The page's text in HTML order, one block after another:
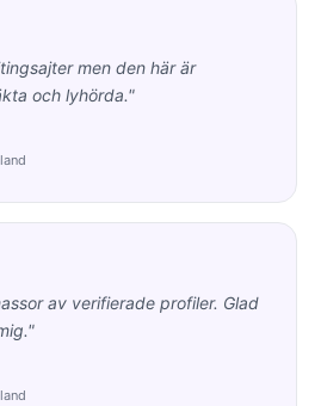
men den här är
och lyhörda."
av verifierade profiler. Glad